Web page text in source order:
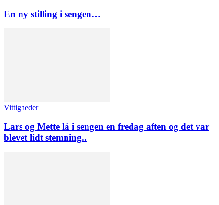
En ny stilling i sengen…
Vittigheder
Lars og Mette lå i sengen en fredag aften og det var
blevet lidt stemning..